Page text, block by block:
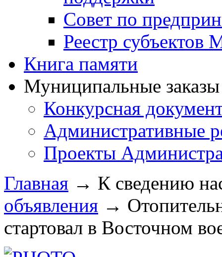
Совет по
Реестр
Книга памяти
Муниципальные
Конкурсная
Административные
Проекты
Главная → К сведению
объявления →
стартовал в Восточном